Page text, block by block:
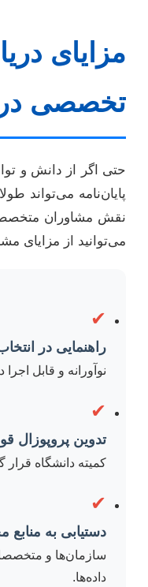
مزایای
تخصصی
حتی اگر از دانش و
پایان‌نامه می‌تواند
نقش مشاوران
می‌توانید از مزایای
✔
راهنمایی در
نوآورانه و قابل
✔
تدوین پروپوزال
کمیته دانشگاه قرار
✔
دستیابی به منابع
سازمان‌ها و
داده‌ها.